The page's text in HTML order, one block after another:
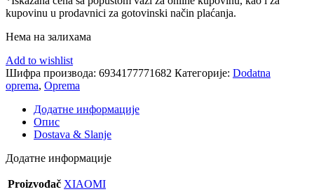
kupovinu u prodavnici za gotovinski način plaćanja.
Нема на залихама
Add to wishlist
Шифра производа: 6934177771682 Категорије: Dodatna
oprema, Oprema
Додатне информације
Опис
Dostava & Slanje
Додатне информације
Proizvođač XIAOMI